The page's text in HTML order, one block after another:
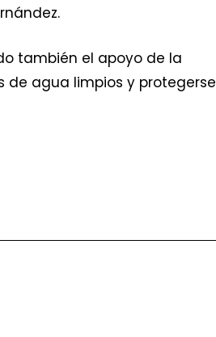
también el apoyo de la
agua limpios y